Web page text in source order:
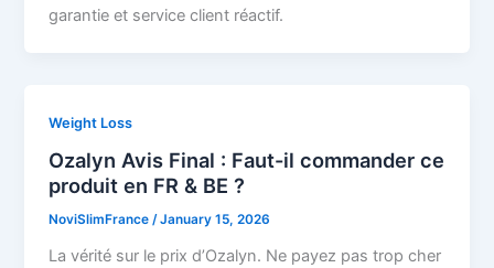
garantie et service client réactif.
Weight Loss
Ozalyn Avis Final : Faut-il commander ce
produit en FR & BE ?
NoviSlimFrance/January 15, 2026
La vérité sur le prix d’Ozalyn. Ne payez pas trop cher